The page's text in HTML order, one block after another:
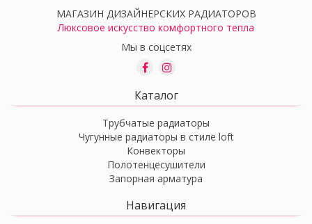
МАГАЗИН ДИЗАЙНЕРСКИХ РАДИАТОРОВ
Люксовое искусство комфортного тепла
Мы в соцсетях
Каталог
Трубчатые радиаторы
Чугунные радиаторы в стиле loft
Конвекторы
Полотенцесушители
Запорная арматура
Навигация